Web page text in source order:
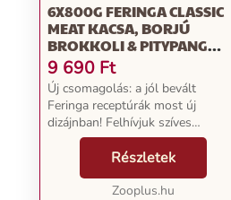
6X800G FERINGA CLASSIC
MEAT KACSA, BORJÚ
BROKKOLI & PITYPANG
NEDVES MACSKATÁP MIX 1:
SZÁRNYAS, BÁRÁNY &
NYÚL, CSIRKE & PISZTRÁNG
MIX. 2: NYÚL & PULYKA,
BÁRÁNY & MARHA, KACSA
& BORJÚ
9 690 Ft
Új csomagolás: a jól bevált
Feringa receptúrák most új
dizájnban! Felhívjuk szíves
figyelmét, hogy az átmeneti
időszakban régi és új
csomagolású terméket is kaphat
kézhez! A Feringa Classic Meat
Részletek
Zooplus.hu